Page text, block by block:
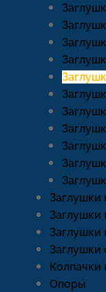
Заглушки
Заглушки
Заглушки
Опоры